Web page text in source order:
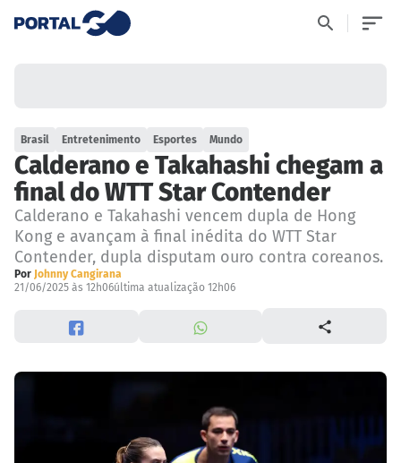
Brasil Entretenimento Esportes Mundo
Calderano e Takahashi chegam a
final do WTT Star Contender
Calderano e Takahashi vencem dupla de Hong
Kong e avançam à final inédita do WTT Star
Contender, dupla disputam ouro contra coreanos.
Por Johnny Cangirana
21/06/2025 às 12h06última atualização 12h06